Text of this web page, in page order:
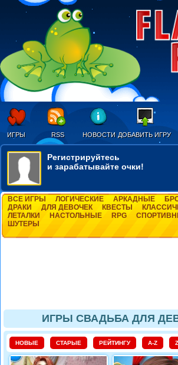
ИГРЫ RSS НОВОСТИ ДОБАВИТЬ ИГРУ
Регистрируйтесь
и зарабатывайте очки!
ВСЕ ИГРЫ ЛОГИЧЕСКИЕ АРКАДНЫЕ
ДРАКИ
ДЛЯ ДЕВОЧЕК КВЕСТЫ
ЛЕТАЛКИ
НАСТОЛЬНЫЕ RPG
ШУТЕРЫ
ИГРЫ СВАДЬБА ДЛЯ
НОВЫЕ СТАРЫЕ РЕЙТИНГУ A-Z